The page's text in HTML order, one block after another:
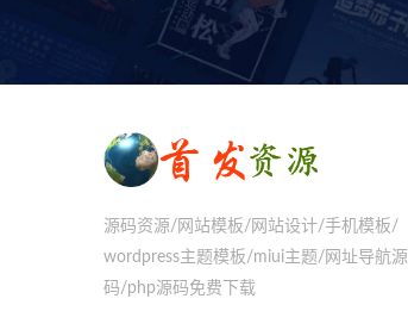
源码资源/网站模板/网站设计/手机模板/
wordpress主题模板/miui主题/网址导航源
码/php源码免费下载